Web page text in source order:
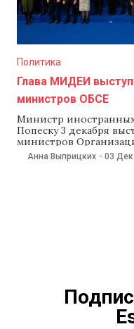
Политика
Глава МИДЕИ
министров ОБСЕ
Министр
Попеску 3 декабря
министров
сотрудничеству в
говорил о процессе
Анна Выприцких - 03 Дек